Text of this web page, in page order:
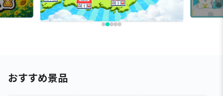
おすすめ景品